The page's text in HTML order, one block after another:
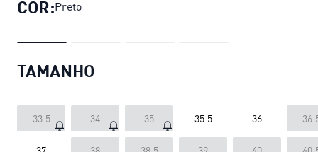
COR:Preto
TAMANHO
33.5 34 35 35.5 36